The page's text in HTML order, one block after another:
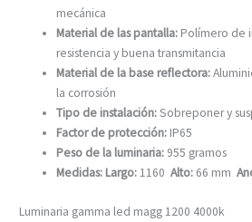
mecánica
Material de las pantalla: Polímero de
resistencia y buena transmitancia
Material de la base reflectora:
la corrosión
Tipo de instalación:Sobreponer y
Factor de protección: IP65
Peso de la luminaria: 955 gramos
Medidas: Largo: 1160Alto: 66 mm
Luminaria gamma led magg 1200 4000k